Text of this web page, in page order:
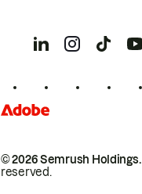
© 2026 Semrush Holdings.
reserved.